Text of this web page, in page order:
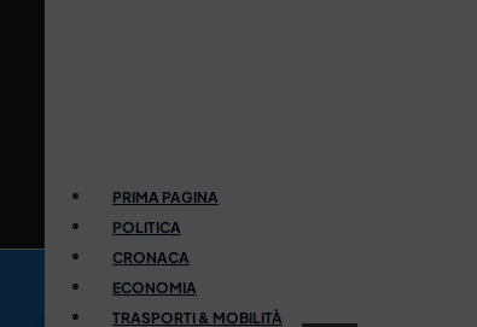
PRIMA PAGINA
POLITICA
CRONACA
ECONOMIA
TRASPORTI & MOBILITÀ